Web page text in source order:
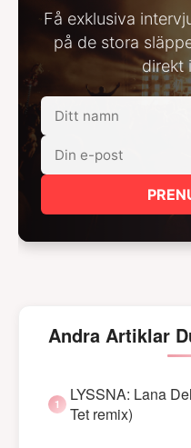
Få exklusiva
på de stora
direkt
Andra Artiklar
LYSSNA: Lana
Tet remix)